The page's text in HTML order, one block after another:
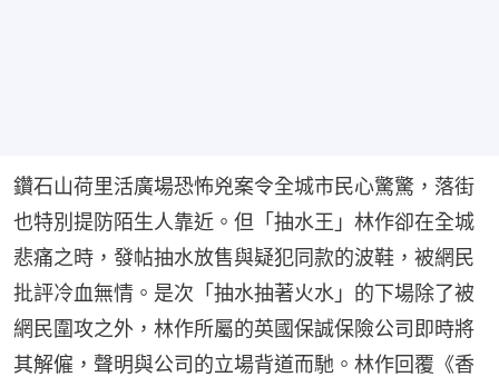
鑽石山荷里活廣場恐怖兇案令全城市民心驚驚，落街
也特別提防陌生人靠近。但「抽水王」林作卻在全城
悲痛之時，發帖抽水放售與疑犯同款的波鞋，被網民
批評冷血無情。是次「抽水抽著火水」的下場除了被
網民圍攻之外，林作所屬的英國保誠保險公司即時將
其解僱，聲明與公司的立場背道而馳。林作回覆《香